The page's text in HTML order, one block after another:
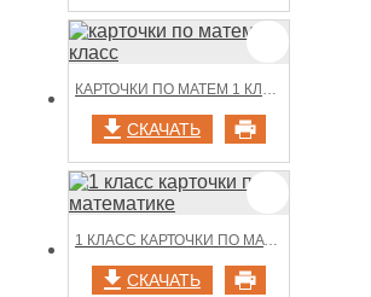
КАРТОЧКИ ПО МАТЕМ 1 КЛАСС
СКАЧАТЬ
1 КЛАСС КАРТОЧКИ ПО МАТЕМАТИКЕ
СКАЧАТЬ